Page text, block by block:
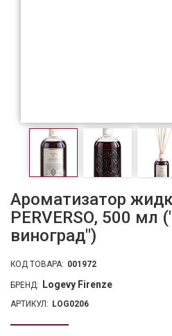
Ароматизатор
PERVERSO, 500 мл
виноград")
КОД ТОВАРА: 001972
БРЕНД: Logevy Firenze
АРТИКУЛ: LOG0206